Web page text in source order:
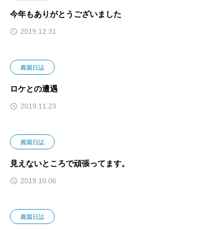
今年もありがとうございました
2019.12.31
農園日誌
ロケとの遭遇
2019.11.23
農園日誌
見えないところで頑張ってます。
2019.10.06
農園日誌